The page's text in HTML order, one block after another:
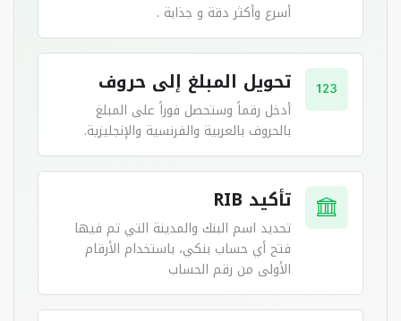
أسرع وأكثر دقة و جذابة .
تحويل المبلغ إلى حروف
أدخل رقماً وستحصل فوراً على المبلغ
بالحروف بالعربية والفرنسية والإنجليزية.
تأكيد RIB
تحديد اسم البنك والمدينة التي تم فيها
فتح أي حساب بنكي، باستخدام الأرقام
الأولى من رقم الحساب